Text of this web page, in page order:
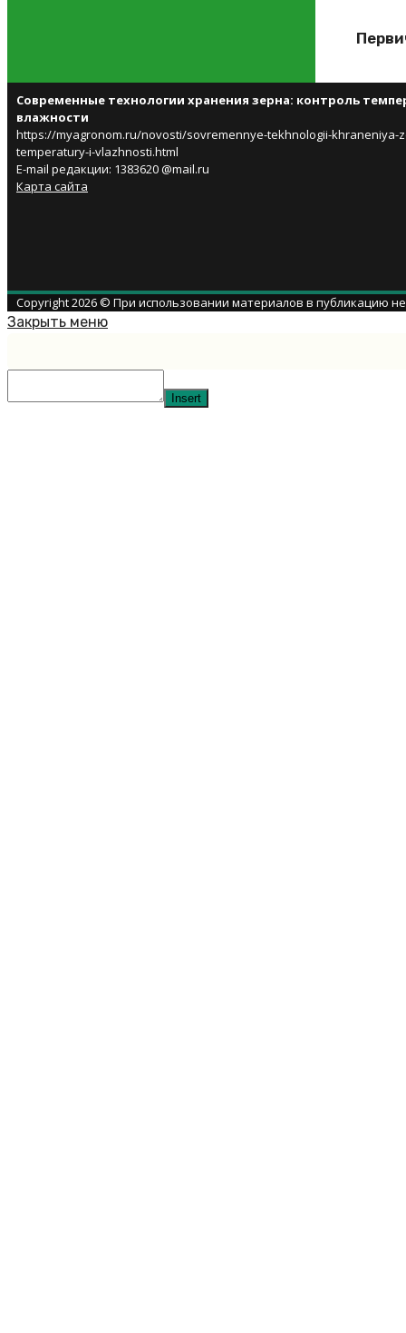
Современные технологии хранения зерна: контроль
влажности
https://myagronom.ru/novosti/sovremennye-tekhnologii-khraneniya-
temperatury-i-vlazhnosti.html
E-mail редакции: 1383620 @mail.ru
Карта сайта
Copyright 2026 © При использовании материалов в публикацию
Закрыть меню
Insert